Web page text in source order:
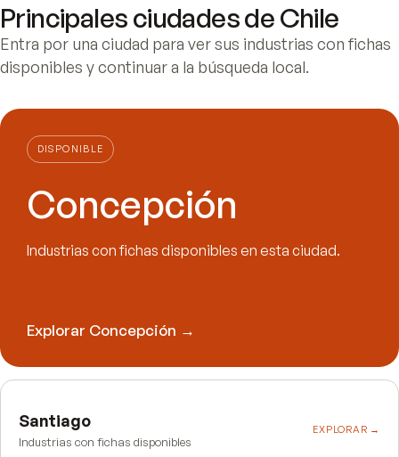
Principales ciudades deChile
Entra por una ciudad para ver sus industrias con fichas
disponibles y continuar a la búsqueda local.
DISPONIBLE
Concepción
Industrias con fichas disponibles en esta ciudad.
Explorar Concepción →
Santiago
Industrias con fichas disponibles
EXPLORAR →